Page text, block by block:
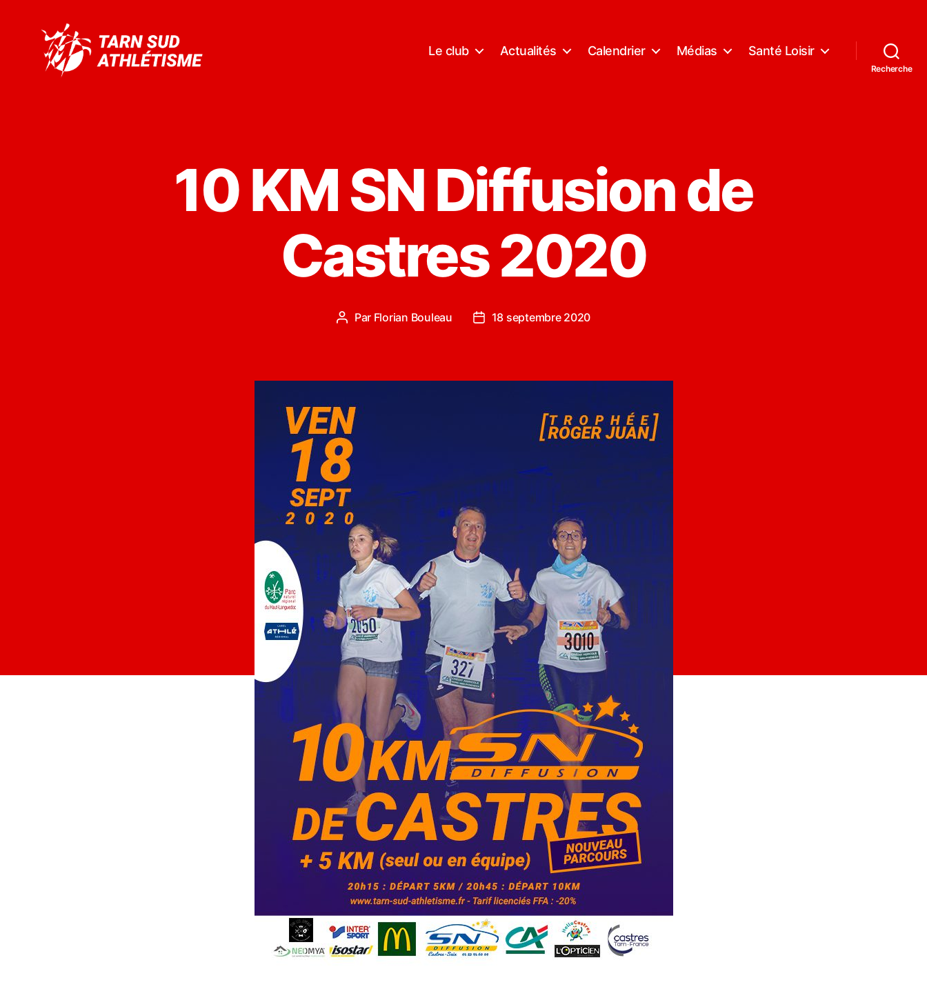
Le club Actualités Calendrier Médias Santé Loisir
Recherche
10 KM SN Diffusion de
Castres 2020
Auteur
Par Florian Bouleau
Date18 septembre 2020